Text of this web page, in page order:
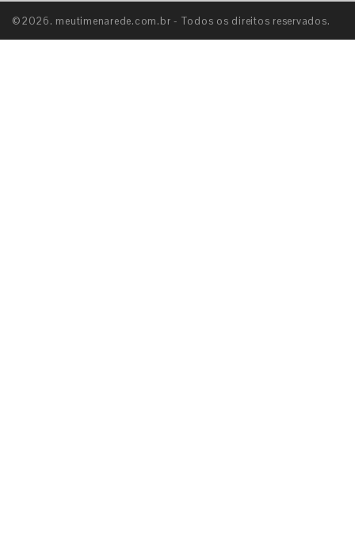
©2026. meutimenarede.com.br - Todos os direitos reservados.